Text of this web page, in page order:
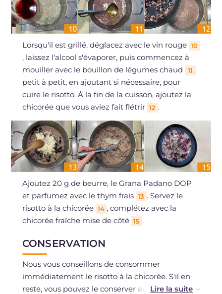
Lorsqu'il est grillé, déglacez avec le vin rouge 10
, laissez l'alcool s'évaporer, puis commencez à
mouiller avec le bouillon de légumes chaud
11
petit à petit, en ajoutant si nécessaire, pour
cuire le risotto. À la fin de la cuisson, ajoutez la
chicorée que vous aviez fait flétrir 12 .
Ajoutez 20 g de beurre, le Grana Padano DOP
et parfumez avec le thym frais 13 . Servez le
risotto à la chicorée 14 , complétez avec la
chicorée fraîche mise de côté 15 .
CONSERVATION
Nous vous conseillons de consommer
immédiatement le risotto à la chicorée. S'il en
reste, vous pouvez le conserver au réfrigérateur